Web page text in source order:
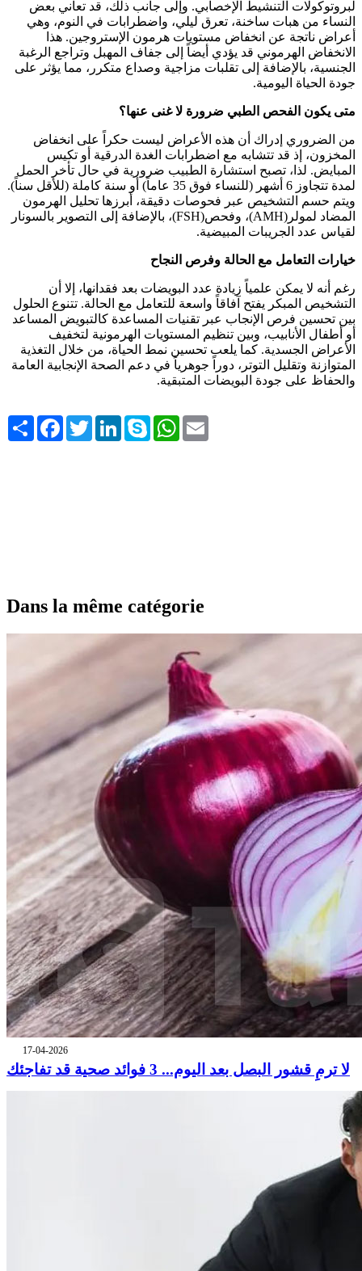
لبروتوكولات التنشيط الإخصابي. وإلى جانب ذلك، قد تعاني بعض
النساء من هبات ساخنة، تعرق ليلي، واضطرابات في النوم، وهي
أعراض ناتجة عن انخفاض مستويات هرمون الإستروجين. هذا
الانخفاض الهرموني قد يؤدي أيضاً إلى جفاف المهبل وتراجع الرغبة
الجنسية، بالإضافة إلى تقلبات مزاجية وصداع متكرر، مما يؤثر على
جودة الحياة اليومية.
متى يكون الفحص الطبي ضرورة لا غنى عنها؟
من الضروري إدراك أن هذه الأعراض ليست حكراً على انخفاض
المخزون، إذ قد تتشابه مع اضطرابات الغدة الدرقية أو تكيس
المبايض. لذا، تصبح استشارة الطبيب ضرورية في حال تأخر الحمل
لمدة تتجاوز 6 أشهر (للنساء فوق 35 عاماً) أو سنة كاملة (للأقل سناً).
ويتم حسم التشخيص عبر فحوصات دقيقة، أبرزها تحليل الهرمون
المضاد لمولر (AMH)، وفحص(FSH)، بالإضافة إلى التصوير بالسونار
لقياس عدد الجريبات المبيضية.
خيارات التعامل مع الحالة وفرص النجاح
رغم أنه لا يمكن علمياً زيادة عدد البويضات بعد فقدانها، إلا أن
التشخيص المبكر يفتح آفاقاً واسعة للتعامل مع الحالة. تتنوع الحلول
بين تحسين فرص الإنجاب عبر تقنيات المساعدة كالتبويض المساعد
أو أطفال الأنابيب، وبين تنظيم المستويات الهرمونية لتخفيف
الأعراض الجسدية. كما يلعب تحسين نمط الحياة، من خلال التغذية
المتوازنة وتقليل التوتر، دوراً جوهرياً في دعم الصحة الإنجابية العامة
والحفاظ على جودة البويضات المتبقية.
Share FacebookTwitterLinkedInSkype WhatsApp
Dans la même catégorie
17-04-2026
لا ترمِ قشور البصل بعد اليوم... 3 فوائد صحية قد تفاجئك